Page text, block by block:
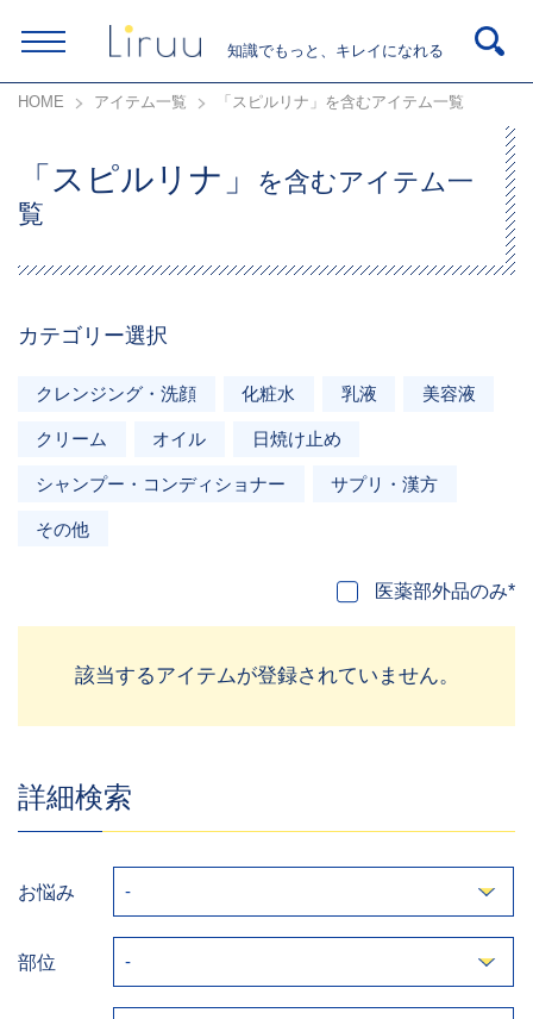
知識でもっと、キレイになれる
HOME アイテム一覧 「スピルリナ」を含むアイテム一覧
「スピルリナ」
を含むアイテム一
覧
カテゴリー選択
クレンジング・洗顔 化粧水 乳液 美容液
クリーム オイル 日焼け止め
シャンプー・コンディショナー サプリ・漢方
その他
医薬部外品のみ*
該当するアイテムが登録されていません。
詳細検索
お悩み
部位